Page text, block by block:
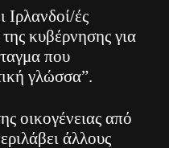
Ιρλανδοί/ές
κυβέρνησης για
που
γλώσσα”.
οικογένειας από
άλλους